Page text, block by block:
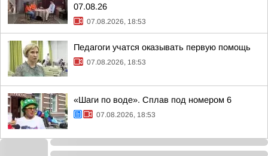
07.08.26
07.08.2026, 18:53
Педагоги учатся оказывать первую помощь
07.08.2026, 18:53
«Шаги по воде». Сплав под номером 6
07.08.2026, 18:53